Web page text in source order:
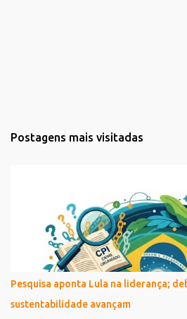
Postagens mais visitadas
Pesquisa aponta Lula na liderança;
sustentabilidade avançam